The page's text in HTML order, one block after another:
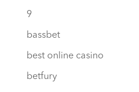
9
bassbet
best online casino
betfury